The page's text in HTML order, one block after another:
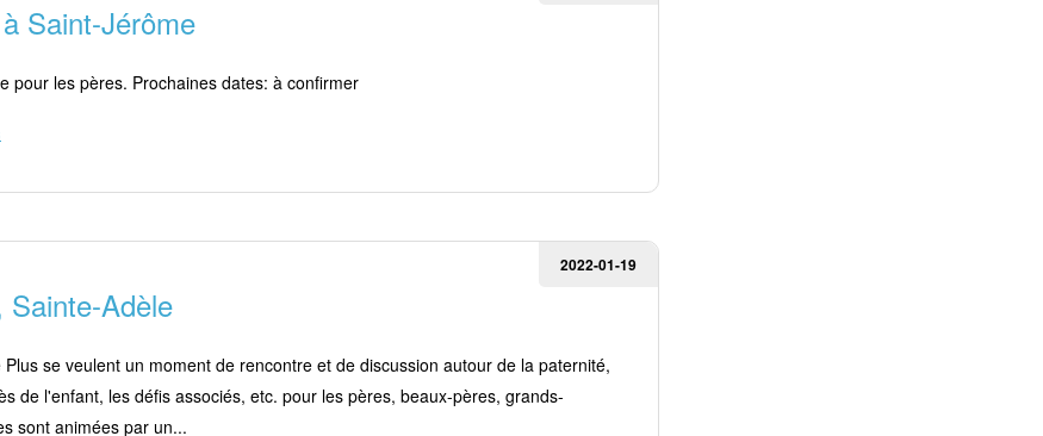
Saint-Jérôme
pour les pères. Prochaines dates: à confirmer
2022-01-19
Sainte-Adèle
Plus se veulent un moment de rencontre et de discussion autour de la paternité,
de l'enfant, les défis associés, etc. pour les pères, beaux-pères, grands-
sont animées par un...